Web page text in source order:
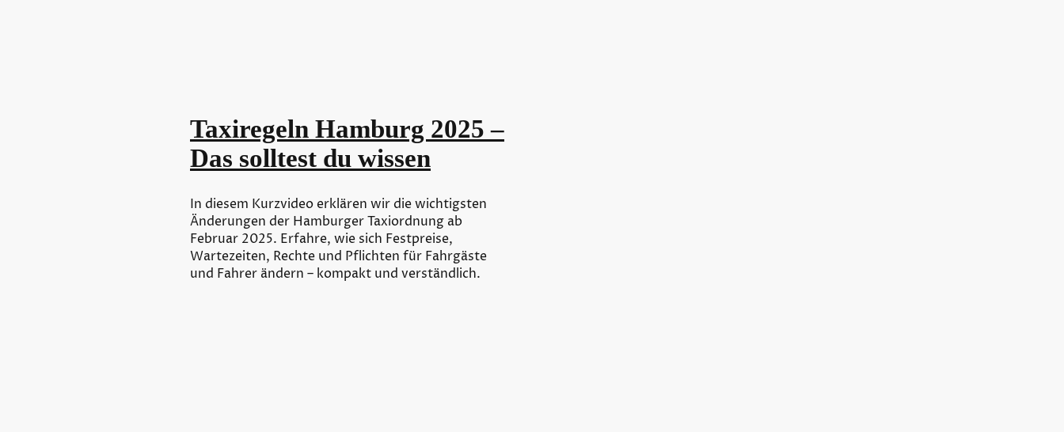
Taxiregeln Hamburg 2025 –
Das solltest du wissen
In diesem Kurzvideo erklären wir die wichtigsten
Änderungen der Hamburger Taxiordnung ab
Februar 2025. Erfahre, wie sich Festpreise,
Wartezeiten, Rechte und Pflichten für Fahrgäste
und Fahrer ändern – kompakt und verständlich.